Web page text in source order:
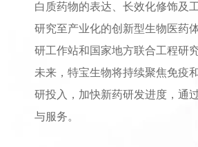
白质药物的表达、长效化修饰及
研究至产业化的创新型生物医药
研工作站和国家地方联合工程研
未来，特宝生物将持续聚焦免疫
研投入，加快新药研发进度，通
与服务。